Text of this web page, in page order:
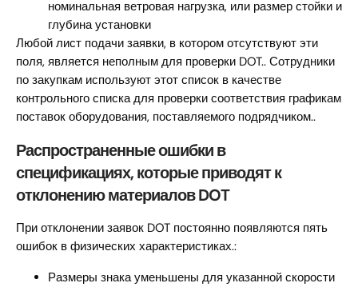
номинальная ветровая нагрузка, или размер стойки и
глубина установки
Любой лист подачи заявки, в котором отсутствуют эти
поля, является неполным для проверки DOT.. Сотрудники
по закупкам используют этот список в качестве
контрольного списка для проверки соответствия графикам
поставок оборудования, поставляемого подрядчиком..
Распространенные ошибки в
спецификациях, которые приводят к
отклонению материалов DOT
При отклонении заявок DOT постоянно появляются пять
ошибок в физических характеристиках.:
Размеры знака уменьшены для указанной скорости